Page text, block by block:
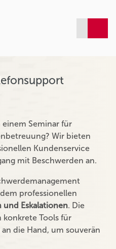
einem Seminar für
Wir bieten
Kundenservice
mit Beschwerden an.
professionellen
und Eskalationen. Die
Tools für
die Hand, um souverän